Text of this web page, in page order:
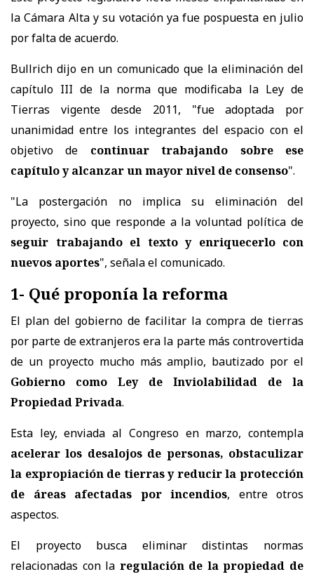
la Cámara Alta y su votación ya fue pospuesta en julio
por falta de acuerdo.
Bullrich dijo en un comunicado que la eliminación del
capítulo III de la norma que modificaba la Ley de
Tierras vigente desde 2011, "fue adoptada por
unanimidad entre los integrantes del espacio con el
objetivo de continuar trabajando sobre ese
capítulo y alcanzar un mayor nivel de consenso".
"La postergación no implica su eliminación del
proyecto, sino que responde a la voluntad política de
seguir trabajando el texto y enriquecerlo con
nuevos aportes", señala el comunicado.
1- Qué proponía la reforma
El plan del gobierno de facilitar la compra de tierras
por parte de extranjeros era la parte más controvertida
de un proyecto mucho más amplio, bautizado por el
Gobierno como Ley de Inviolabilidad de la
Propiedad Privada.
Esta ley, enviada al Congreso en marzo, contempla
acelerar los desalojos de personas, obstaculizar
la expropiación de tierras y reducir la protección
de áreas afectadas por incendios, entre otros
aspectos.
El proyecto busca eliminar distintas normas
relacionadas con la regulación de la propiedad de